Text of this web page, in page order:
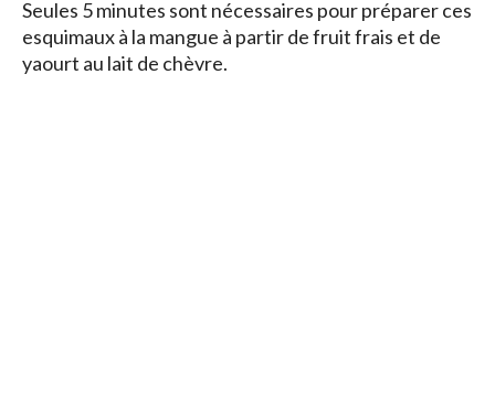
Seules 5 minutes sont nécessaires pour préparer ces
esquimaux à la mangue à partir de fruit frais et de
yaourt au lait de chèvre.